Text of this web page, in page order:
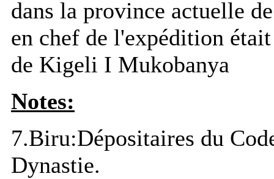
dans la province actuelle
en chef de l'expédition
de Kigeli I Mukobanya
Notes:
7.Biru:Dépositaires du
Dynastie.